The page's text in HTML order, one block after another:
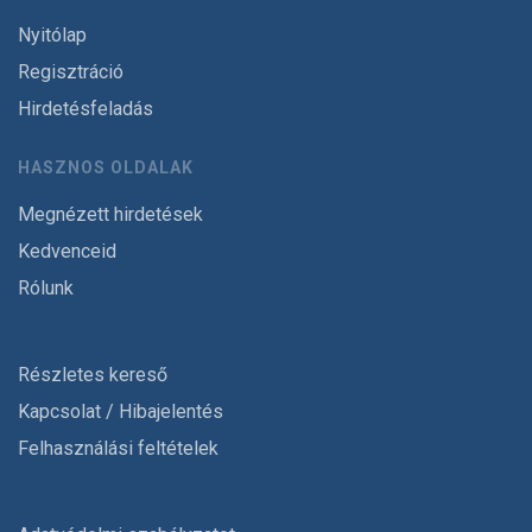
Nyitólap
Regisztráció
Hirdetésfeladás
HASZNOS OLDALAK
Megnézett hirdetések
Kedvenceid
Rólunk
Részletes kereső
Kapcsolat / Hibajelentés
Felhasználási feltételek